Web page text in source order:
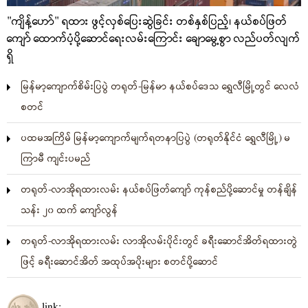
"ကျိန့်ဟော်" ရထား ဖွင့်လှစ်ပြေးဆွဲခြင်း တစ်နှစ်ပြည့်၊ နယ်စပ်ဖြတ်
ကျော် ထောက်ပံ့ပို့ဆောင်ရေးလမ်းကြောင်း ချောမွေ့စွာ လည်ပတ်လျက်
ရှိ
မြန်မာ့ကျောက်စိမ်းပြပွဲ တရုတ်-မြန်မာ နယ်စပ်ဒေသ ရွှေလီမြို့တွင် လေလံ
စတင်
ပထမအကြိမ် မြန်မာ့ကျောက်မျက်ရတနာပြပွဲ (တရုတ်နိုင်ငံ ရွှေလီမြို့) မ
ကြာမီ ကျင်းပမည်
တရုတ်-လာအိုရထားလမ်း နယ်စပ်ဖြတ်ကျော် ကုန်စည်ပို့ဆောင်မှု တန်ချိန်
သန်း ၂၀ ထက် ကျော်လွန်
တရုတ်-လာအိုရထားလမ်း လာအိုလမ်းပိုင်းတွင် ခရီးဆောင်အိတ်ရထားတွဲ
ဖြင့် ခရီးဆောင်အိတ် အထုပ်အပိုးများ စတင်ပို့ဆောင်